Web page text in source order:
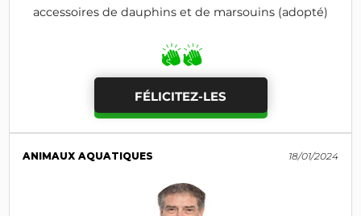
accessoires de dauphins et de marsouins (adopté)
FÉLICITEZ-LES
ANIMAUX AQUATIQUES 18/01/2024